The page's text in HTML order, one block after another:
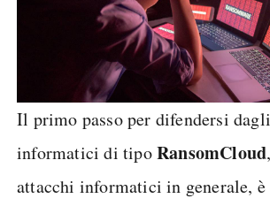
Il primo passo per difendersi
informatici di tipoRansomCloud
attacchi informatici in generale,